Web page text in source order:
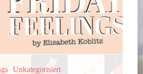
Unkategorisiert